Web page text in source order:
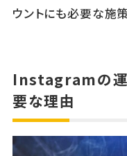
ウントにも必要な施策
Instagramの運
要な理由